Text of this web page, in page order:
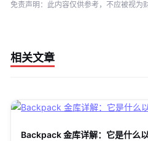
免责声明：此内容仅供参考，不应被视为
相关文章
Backpack 金库详解：它是什么